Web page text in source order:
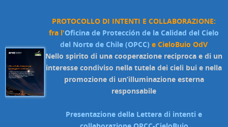
PROTOCOLLO DI INTENTI E COLLABORAZIONE:
fra l'Oficina de Protección de la Calidad del Cielo
del Norte de Chile (OPCC) e CieloBuio OdV
Nello spirito di una cooperazione reciproca e di un
interesse condiviso nella tutela dei cieli bui e nella
promozione di un’illuminazione esterna
responsabile
Presentazione della Lettera di intenti e